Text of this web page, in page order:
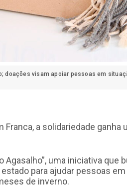
doações visam apoiar pessoas em
Franca, a solidariedade ganha
Agasalho”, uma iniciativa que
para ajudar pessoas
de inverno.